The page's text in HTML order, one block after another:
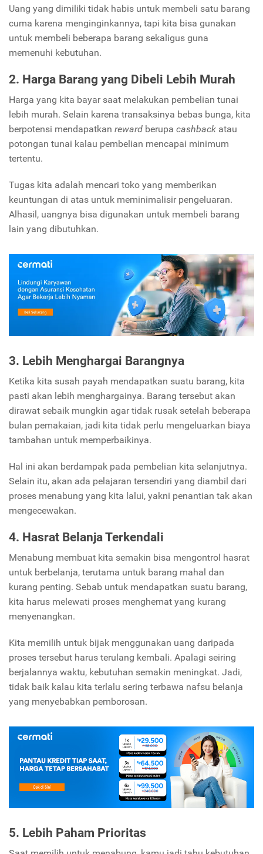
Uang yang dimiliki tidak habis untuk membeli satu barang
cuma karena menginginkannya, tapi kita bisa gunakan
untuk membeli beberapa barang sekaligus guna
memenuhi kebutuhan.
2. Harga Barang yang Dibeli Lebih Murah
Harga yang kita bayar saat melakukan pembelian tunai
lebih murah. Selain karena transaksinya bebas bunga, kita
berpotensi mendapatkan reward berupa cashback atau
potongan tunai kalau pembelian mencapai minimum
tertentu.
Tugas kita adalah mencari toko yang memberikan
keuntungan di atas untuk meminimalisir pengeluaran.
Alhasil, uangnya bisa digunakan untuk membeli barang
lain yang dibutuhkan.
3. Lebih Menghargai Barangnya
Ketika kita susah payah mendapatkan suatu barang, kita
pasti akan lebih menghargainya. Barang tersebut akan
dirawat sebaik mungkin agar tidak rusak setelah beberapa
bulan pemakaian, jadi kita tidak perlu mengeluarkan biaya
tambahan untuk memperbaikinya.
Hal ini akan berdampak pada pembelian kita selanjutnya.
Selain itu, akan ada pelajaran tersendiri yang diambil dari
proses menabung yang kita lalui, yakni penantian tak akan
mengecewakan.
4. Hasrat Belanja Terkendali
Menabung membuat kita semakin bisa mengontrol hasrat
untuk berbelanja, terutama untuk barang mahal dan
kurang penting. Sebab untuk mendapatkan suatu barang,
kita harus melewati proses menghemat yang kurang
menyenangkan.
Kita memilih untuk bijak menggunakan uang daripada
proses tersebut harus terulang kembali. Apalagi seiring
berjalannya waktu, kebutuhan semakin meningkat. Jadi,
tidak baik kalau kita terlalu sering terbawa nafsu belanja
yang menyebabkan pemborosan.
5. Lebih Paham Prioritas